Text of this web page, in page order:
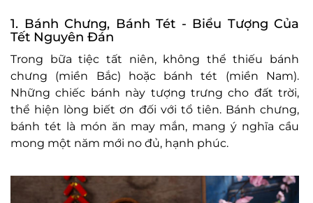
1. Bánh Chưng, Bánh Tét - Biểu Tượng Của
Tết Nguyên Đán
Trong bữa tiệc tất niên, không thể thiếu bánh
chưng (miền Bắc) hoặc bánh tét (miền Nam).
Những chiếc bánh này tượng trưng cho đất trời,
thể hiện lòng biết ơn đối với tổ tiên. Bánh chưng,
bánh tét là món ăn may mắn, mang ý nghĩa cầu
mong một năm mới no đủ, hạnh phúc.